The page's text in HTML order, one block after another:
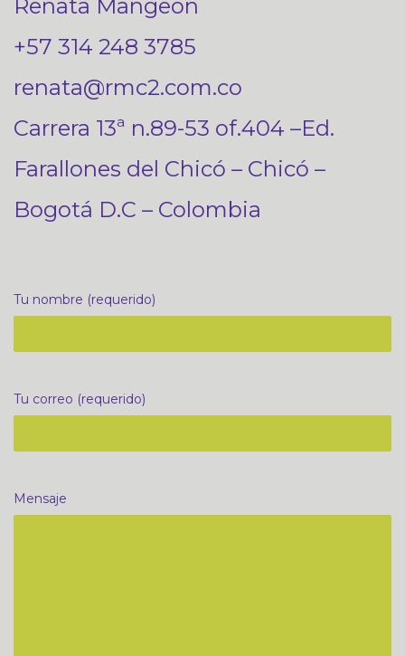
Renata Mangeon
+57 314 248 3785
renata@rmc2.com.co
Carrera 13ª n.89-53 of.404 –Ed.
Farallones del Chicó – Chicó –
Bogotá D.C – Colombia
Tu nombre (requerido)
Tu correo (requerido)
Mensaje